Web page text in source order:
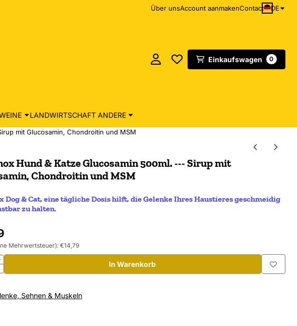
Über unsAccount aanmakenContact DE
Einkaufswagen 0
LANDWIRTSCHAFT ANDERE
mit Glucosamin, Chondroitin und MSM
Hund & Katze Glucosamin 500ml. --- Sirup mit
Chondroitin und MSM
Dog & Cat, eine tägliche Dosis hilft, die Gelenke Ihres Haustieres geschmeidig
zu halten.
Mehrwertsteuer): €14,79
In Warenkorb
Sehnen & Muskeln